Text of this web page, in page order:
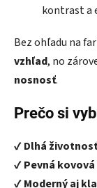
kontrast a
Bez ohľadu na
vzhľad, no
nosnosť.
Prečo si
✔️Dlhá
✔️Pevná
✔️Moderný aj